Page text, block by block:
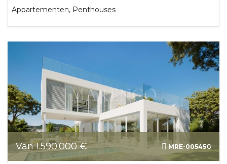
Appartementen, Penthouses
Van 1.590.000 € MRE-00545G